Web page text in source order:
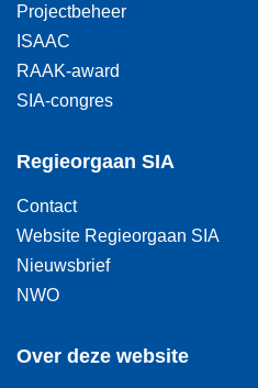
Projectbeheer
ISAAC
RAAK-award
SIA-congres
Regieorgaan SIA
Contact
Website Regieorgaan SIA
Nieuwsbrief
NWO
Over deze website